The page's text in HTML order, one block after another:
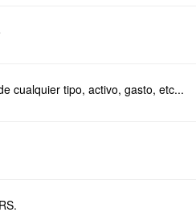
cualquier tipo, activo, gasto, etc...